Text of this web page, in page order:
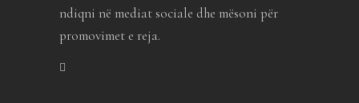
ndiqni në mediat sociale dhe mësoni për
promovimet e reja.